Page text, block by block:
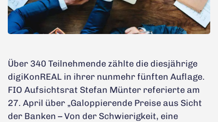
Über 340 Teilnehmende zählte die diesjährige
digiKonREAL in ihrer nunmehr fünften Auflage.
FIO Aufsichtsrat Stefan Münter referierte am
27. April über „Galoppierende Preise aus Sicht
der Banken – Von der Schwierigkeit, eine